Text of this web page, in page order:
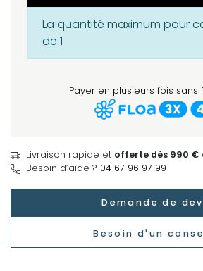
La quantité maximum pour
de 1
Payer en plusieurs fois sans
Livraison rapide et offerte dès 990 €
Besoin d’aide ? 04 67 96 97 99
Demande de
Besoin d'un